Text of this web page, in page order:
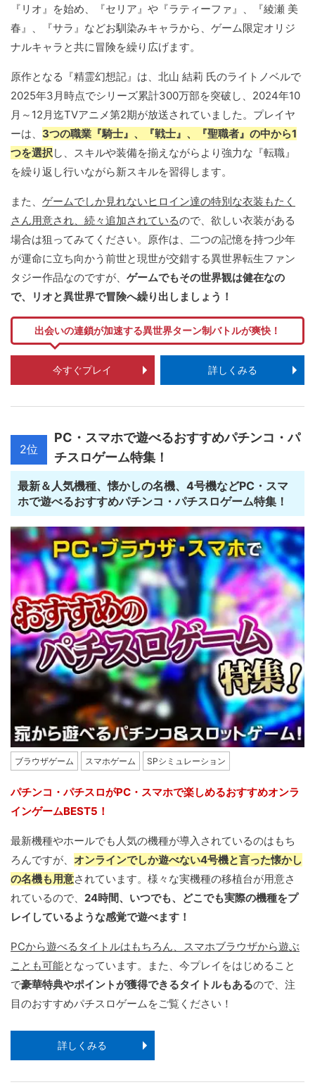
『リオ』を始め、『セリア』や『ラティーファ』、『綾瀬 美
春』、『サラ』などお馴染みキャラから、ゲーム限定オリジ
ナルキャラと共に冒険を繰り広げます。
原作となる『精霊幻想記』は、北山 結莉 氏のライトノベルで
2025年3月時点でシリーズ累計300万部を突破し、2024年10
月～12月迄TVアニメ第2期が放送されていました。プレイヤ
ーは、 3つの職業『騎士』、『戦士』、『聖職者』の中から1
つを選択し、スキルや装備を揃えながらより強力な『転職』
を繰り返し行いながら新スキルを習得します。
また、 ゲームでしか見れないヒロイン達の特別な衣装もたく
さん用意され、続々追加されているので、欲しい衣装がある
場合は狙ってみてください。原作は、二つの記憶を持つ少年
が運命に立ち向かう前世と現世が交錯する異世界転生ファン
タジー作品なのですが、 ゲームでもその世界観は健在なの
で、リオと異世界で冒険へ繰り出しましょう！
出会いの連鎖が加速する異世界ターン制バトルが爽快！
今すぐプレイ 詳しくみる
2位
PC・スマホで遊べるおすすめパチンコ・パ
チスロゲーム特集！
最新＆人気機種、懐かしの名機、4号機などPC・スマ
ホで遊べるおすすめパチンコ・パチスロゲーム特集！
ブラウザゲーム スマホゲーム SPシミュレーション
パチンコ・パチスロがPC・スマホで楽しめるおすすめオンラ
インゲームBEST5！
最新機種やホールでも人気の機種が導入されているのはもち
ろんですが、 オンラインでしか遊べない4号機と言った懐かし
の名機も用意されています。様々な実機種の移植台が用意さ
れているので、 24時間、いつでも、どこでも実際の機種をプ
レイしているような感覚で遊べます！
PCから遊べるタイトルはもちろん、スマホブラウザから遊ぶ
ことも可能となっています。また、今プレイをはじめること
で豪華特典やポイントが獲得できるタイトルもあるので、注
目のおすすめパチスロゲームをご覧ください！
詳しくみる